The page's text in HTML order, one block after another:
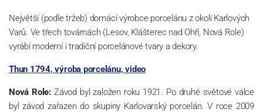
Největší (podle tržeb) domácí výrobce porcelánu z okolí Karlových
Varů. Ve třech továrnách (Lesov, Klášterec nad Ohří, Nová Role)
vyrábí moderní i tradiční porcelánové tvary a dekory.
Thun 1794, výroba porcelánu, video
Nová Role: Závod byl založen roku 1921. Po druhé světové válce
byl závod zařazen do skupiny Karlovarský porcelán. V roce 2009